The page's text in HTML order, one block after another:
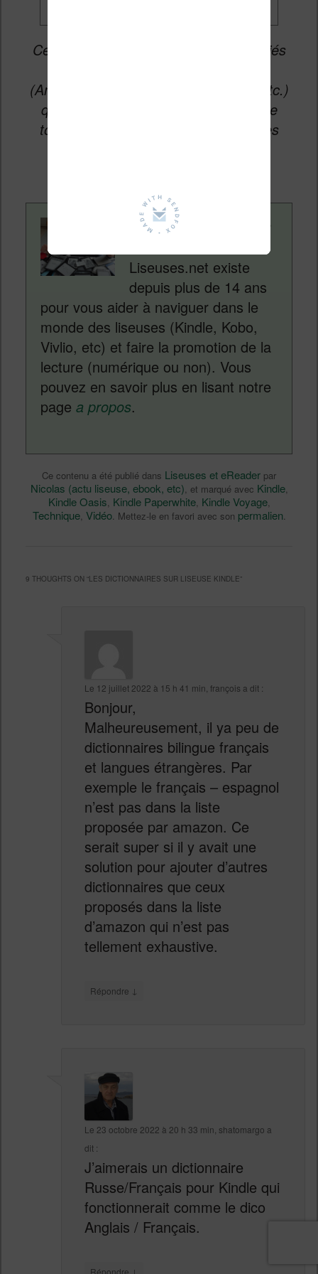
Cet article peut contenir des liens affiliés
(Amazon, Fnac, Cultura, Boulanger, etc.)
qui permettent aux auteurs du site de
toucher une petite commission sur les
Contenu rédigé par
Liseuses.net existe
depuis plus de 14 ans
pour vous aider à naviguer dans le
monde des liseuses (Kindle, Kobo,
Vivlio, etc) et faire la promotion de la
lecture (numérique ou non). Vous
pouvez en savoir plus en lisant notre
page a propos.
Ce contenu a été publié dans Liseuses et eReader par
Nicolas (actu liseuse, ebook, etc), et marqué avec Kindle,
Kindle Oasis, Kindle Paperwhite, Kindle Voyage,
Technique, Vidéo. Mettez-le en favori avec son permalien.
9 THOUGHTS ON “LES DICTIONNAIRES SUR LISEUSE KINDLE”
Le 12 juillet 2022 à 15 h 41 min ,françois a dit :
Bonjour,
Malheureusement, il ya peu de
dictionnaires bilingue français
et langues étrangères. Par
exemple le français – espagnol
n’est pas dans la liste
proposée par amazon. Ce
serait super si il y avait une
solution pour ajouter d’autres
dictionnaires que ceux
proposés dans la liste
d’amazon qui n’est pas
tellement exhaustive.
Répondre ↓
Le 23 octobre 2022 à 20 h 33 min shatomargo a
dit :
J’aimerais un dictionnaire
Russe/Français pour Kindle qui
fonctionnerait comme le dico
Anglais / Français.
↓